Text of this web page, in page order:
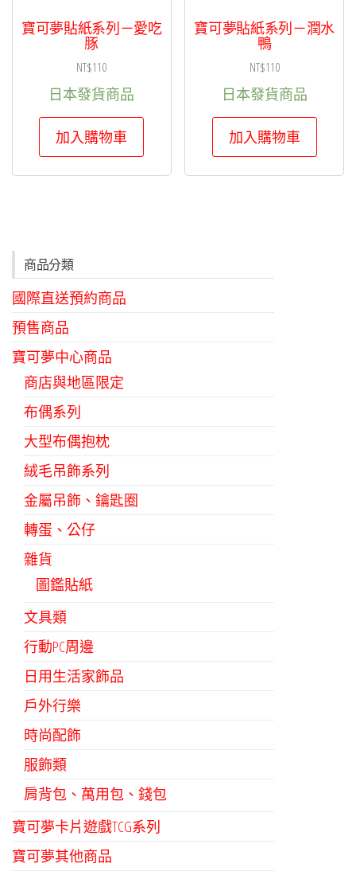
寶可夢貼紙系列－愛吃
豚
NT$110
日本發貨商品
加入購物車
寶可夢貼紙系列－潤水
鴨
NT$110
日本發貨商品
加入購物車
商品分類
國際直送預約商品
預售商品
寶可夢中心商品
商店與地區限定
布偶系列
大型布偶抱枕
絨毛吊飾系列
金屬吊飾、鑰匙圈
轉蛋、公仔
雜貨
圖鑑貼紙
文具類
行動PC周邊
日用生活家飾品
戶外行樂
時尚配飾
服飾類
肩背包、萬用包、錢包
寶可夢卡片遊戲TCG系列
寶可夢其他商品